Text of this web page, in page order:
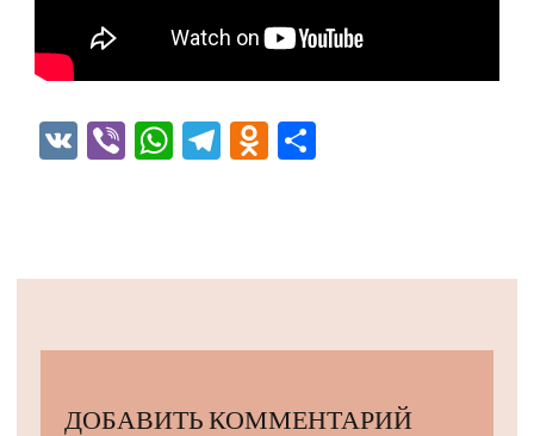
VK ViberWhatsApp
Telegram
Odnoklassniki
ДОБАВИТЬ КОММЕНТАРИЙ